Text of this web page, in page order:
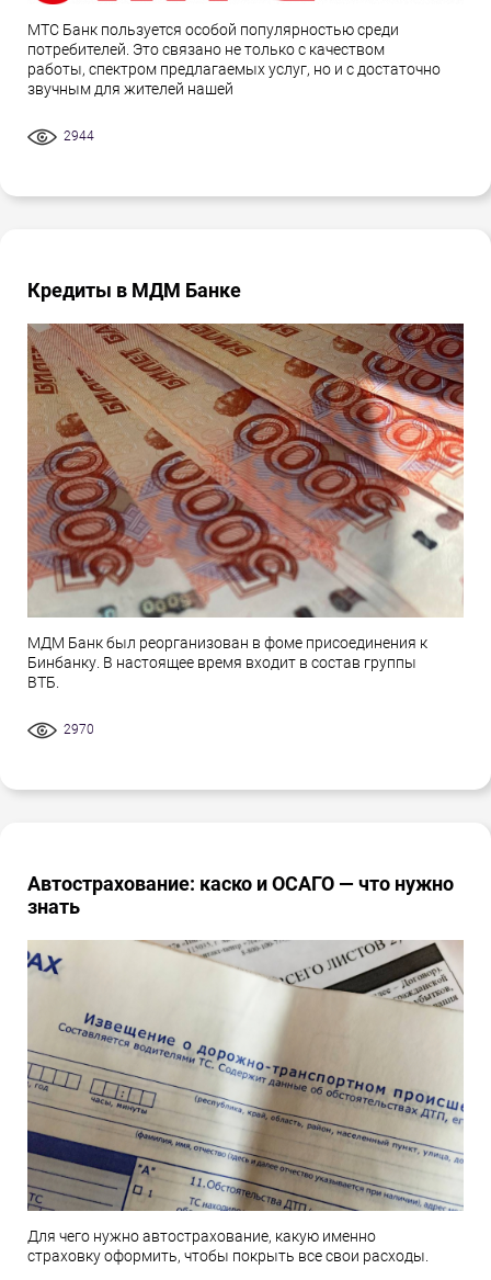
МТС Банк пользуется особой популярностью среди
потребителей. Это связано не только с качеством
работы, спектром предлагаемых услуг, но и с достаточно
звучным для жителей нашей
2944
Кредиты в МДМ Банке
МДМ Банк был реорганизован в фоме присоединения к
Бинбанку. В настоящее время входит в состав группы
ВТБ.
2970
Автострахование: каско и ОСАГО — что нужно
знать
Для чего нужно автострахование, какую именно
страховку оформить, чтобы покрыть все свои расходы.